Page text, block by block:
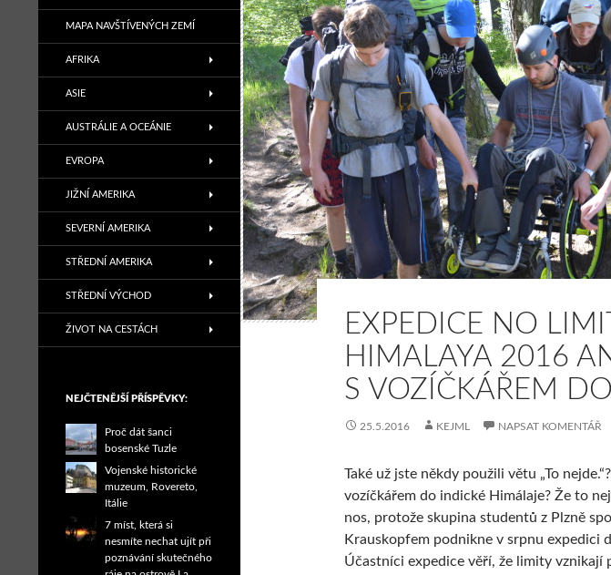
EXPEDICE NO
HIMALAYA 2016
S VOZÍČKÁŘEM
25.5.2016 KEJML NAPSAT KOMENTÁŘ
Také už jste někdy použili větu „To
vozíčkářem do indické Himálaje? Že to
nos, protože skupina studentů z Plzně
Krauskopfem podnikne v srpnu expedici
Účastníci expedice věří, že limity vznikají
MAPA NAVŠTÍVENÝCH ZEMÍ
AFRIKA
ASIE
AUSTRÁLIE A OCEÁNIE
EVROPA
JIŽNÍ AMERIKA
SEVERNÍ AMERIKA
STŘEDNÍ AMERIKA
STŘEDNÍ VÝCHOD
ŽIVOT NA CESTÁCH
NEJČTENĚJŠÍ PŘÍSPĚVKY:
Proč dát šanci
bosenské Tuzle
Vojenské historické
muzeum, Rovereto,
Itálie
7 míst, která si
nesmíte nechat ujít při
poznávání skutečného